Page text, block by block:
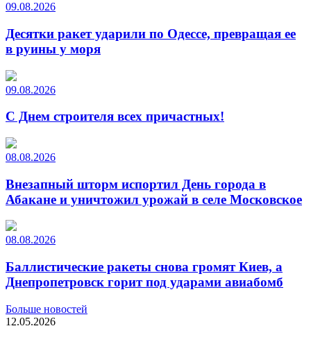
09.08.2026
Десятки ракет ударили по Одессе, превращая ее
в руины у моря
09.08.2026
С Днем строителя всех причастных!
08.08.2026
Внезапный шторм испортил День города в
Абакане и уничтожил урожай в селе Московское
08.08.2026
Баллистические ракеты снова громят Киев, а
Днепропетровск горит под ударами авиабомб
Больше новостей
12.05.2026